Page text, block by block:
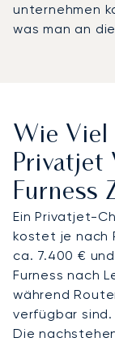
unternehmen
was man an
tun kann. Die
Wie Viel
Privatjet
Furness
Ein Privatjet-
kostet je nach
ca. 7.400 €
Furness nach
während
verfügbar sind.
Die